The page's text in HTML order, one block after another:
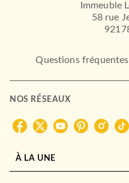
Immeuble
58 rue
Questions fréquentes
NOS RÉSEAUX
À LA UNE